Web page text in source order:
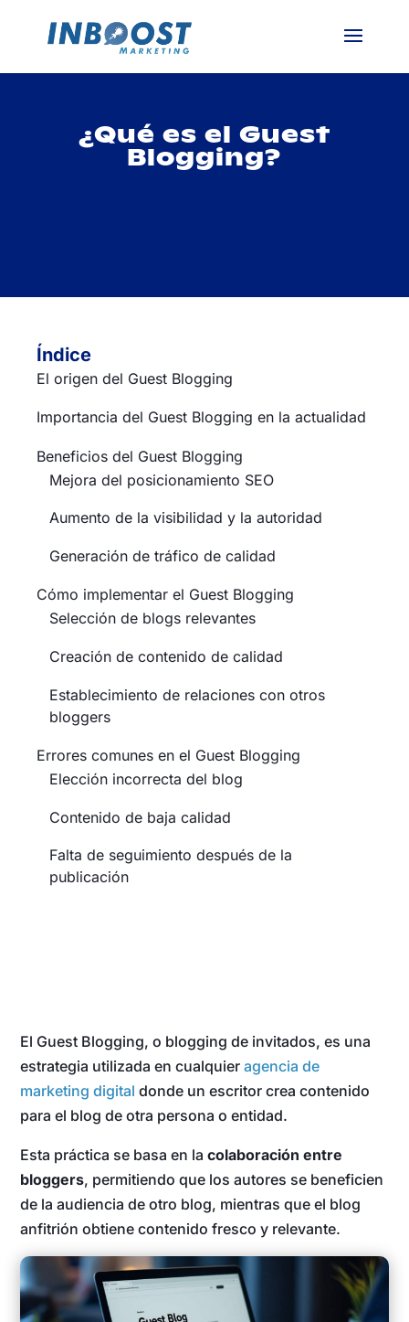
¿Qué es el Guest
Blogging?
Índice
El origen del Guest Blogging
Importancia del Guest Blogging en la actualidad
Beneficios del Guest Blogging
Mejora del posicionamiento SEO
Aumento de la visibilidad y la autoridad
Generación de tráfico de calidad
Cómo implementar el Guest Blogging
Selección de blogs relevantes
Creación de contenido de calidad
Establecimiento de relaciones con otros
bloggers
Errores comunes en el Guest Blogging
Elección incorrecta del blog
Contenido de baja calidad
Falta de seguimiento después de la
publicación
El Guest Blogging, o blogging de invitados, es una
estrategia utilizada en cualquieragencia de
marketing digital donde un escritor crea contenido
para el blog de otra persona o entidad.
Esta práctica se basa en la colaboración entre
bloggers, permitiendo que los autores se beneficien
de la audiencia de otro blog, mientras que el blog
anfitrión obtiene contenido fresco y relevante.